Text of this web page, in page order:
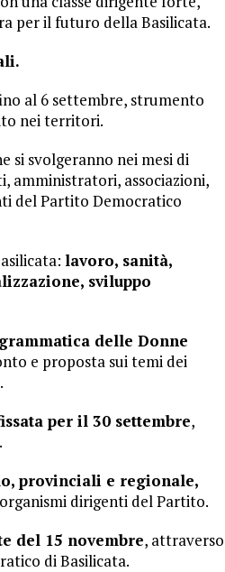
per il futuro della Basilicata.
al 6 settembre, strumento
nei territori.
si svolgeranno nei mesi di
amministratori, associazioni,
del Partito Democratico
lavoro, sanità,
sviluppo
delle Donne
e proposta sui temi dei
per il 30 settembre,
provinciali e regionale,
dirigenti del Partito.
del 15 novembre, attraverso
di Basilicata.